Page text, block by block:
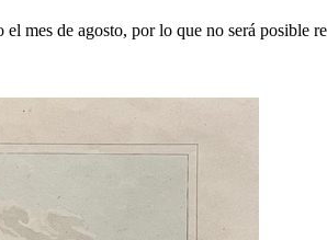
mes de agosto, por lo que no será posible